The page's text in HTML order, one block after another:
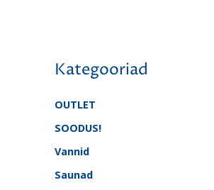
Kategooriad
OUTLET
SOODUS!
Vannid
Saunad